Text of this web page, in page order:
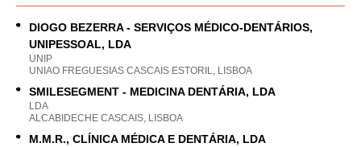
DIOGO BEZERRA - SERVIÇOS MÉDICO-DENTÁRIOS,
UNIPESSOAL, LDA
UNIP
UNIAO FREGUESIAS CASCAIS ESTORIL, LISBOA
SMILESEGMENT - MEDICINA DENTÁRIA, LDA
LDA
ALCABIDECHE CASCAIS, LISBOA
M.M.R., CLÍNICA MÉDICA E DENTÁRIA, LDA